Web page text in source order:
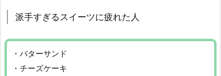
派手すぎるスイーツに疲れた人
・バターサンド
・チーズケーキ